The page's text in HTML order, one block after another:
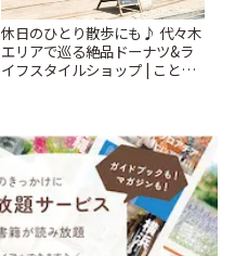
休日のひとり散歩にも♪ 代々木
エリアで巡る絶品ドーナツ&ラ
イフスタイルショップ | ことり